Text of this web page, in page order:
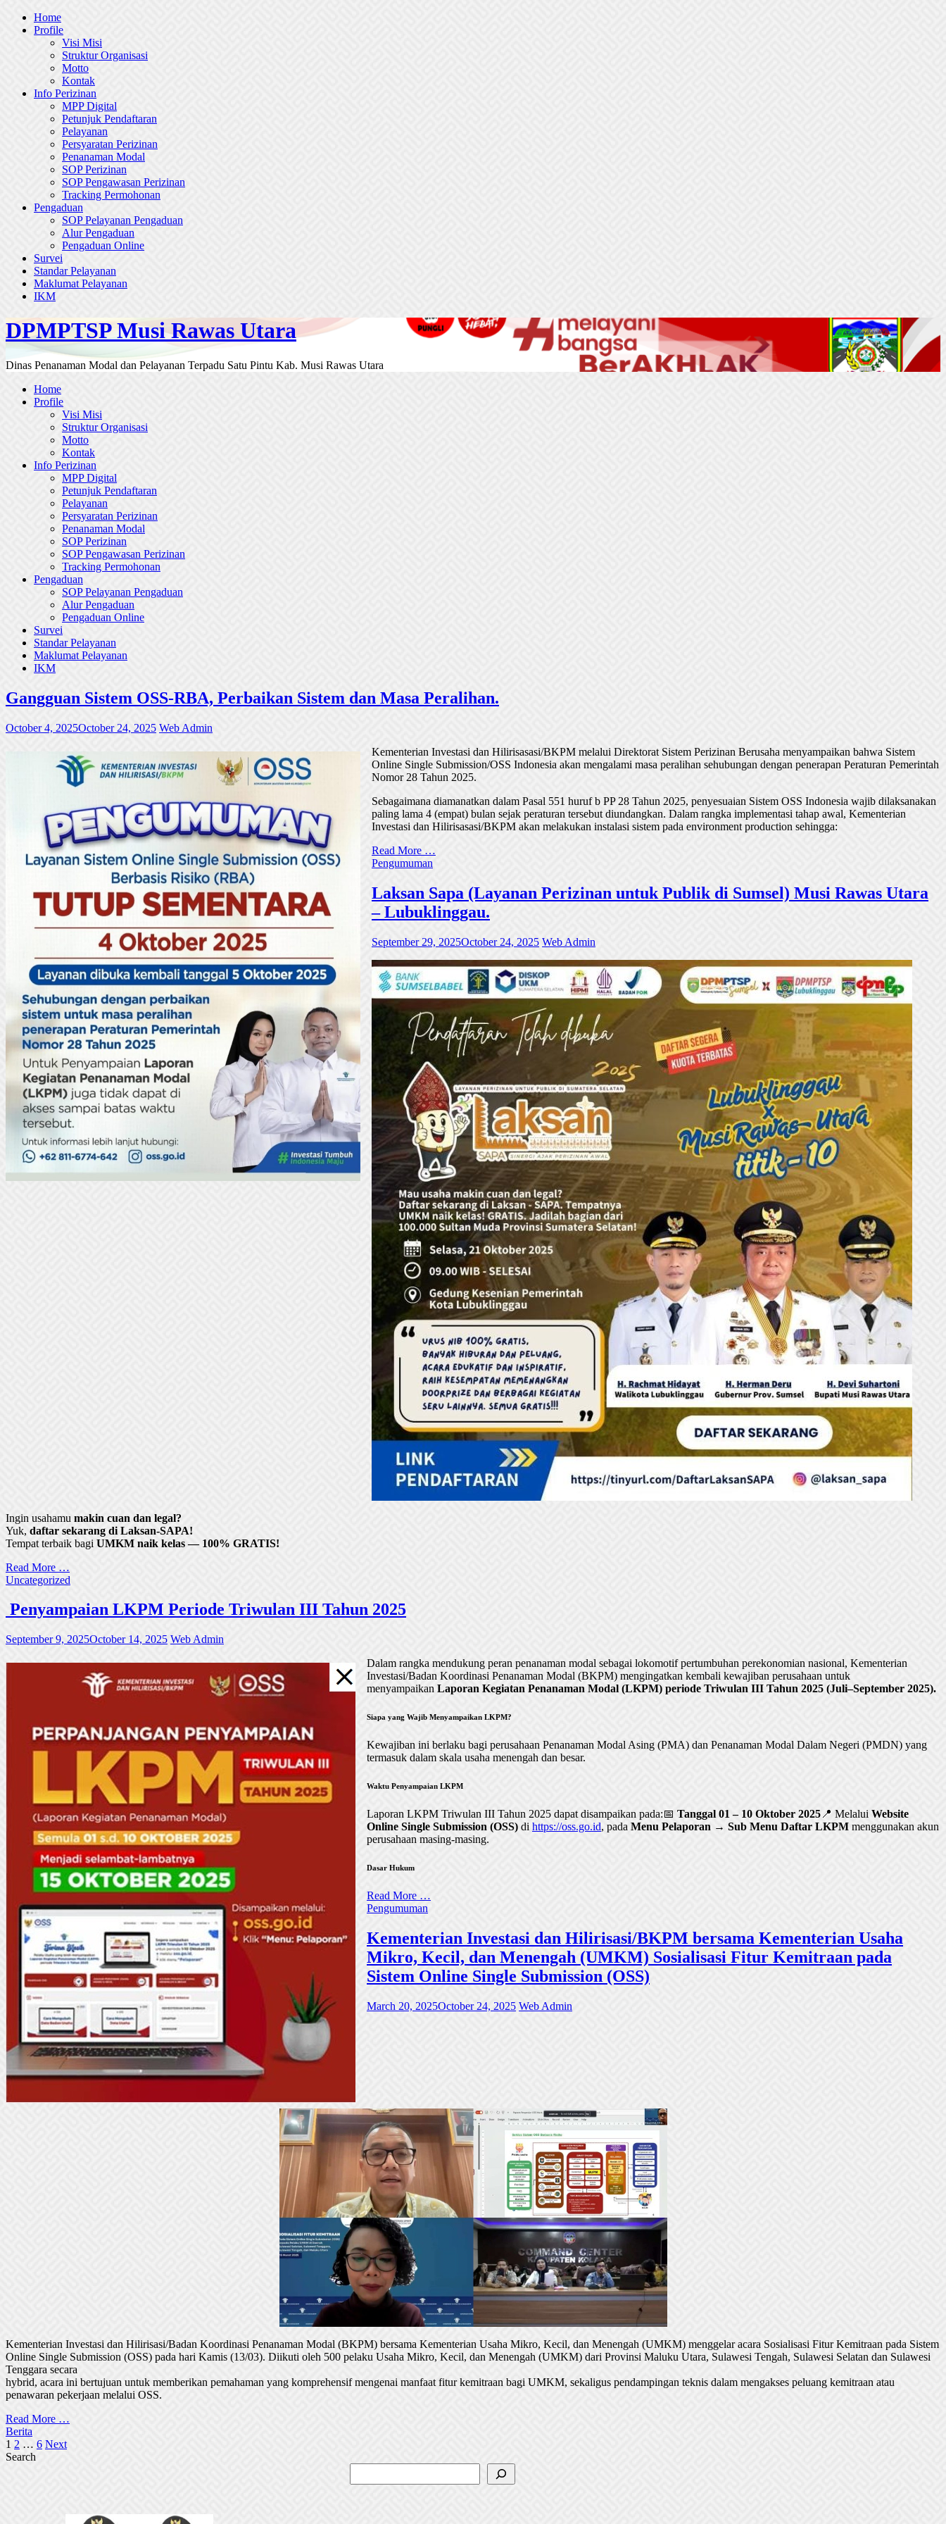
Skip
Home
Profile
Visi Misi
Struktur Organisasi
Motto
Kontak
Info Perizinan
MPP Digital
Petunjuk Pendaftaran
Pelayanan
Persyaratan Perizinan
Penanaman Modal
SOP Perizinan
SOP Pengawasan Perizinan
Tracking Permohonan
Pengaduan
SOP Pelayanan Pengaduan
Alur Pengaduan
Pengaduan Online
Survei
Standar Pelayanan
Maklumat Pelayanan
IKM
DPMPTSP Musi Rawas Utara
Dinas Penanaman Modal dan Pelayanan Terpadu Satu Pintu Kab. Musi Rawas Utara
Home
Profile
Visi Misi
Struktur Organisasi
Motto
Kontak
Info Perizinan
MPP Digital
Petunjuk Pendaftaran
Pelayanan
Persyaratan Perizinan
Penanaman Modal
SOP Perizinan
SOP Pengawasan Perizinan
Tracking Permohonan
Pengaduan
SOP Pelayanan Pengaduan
Alur Pengaduan
Pengaduan Online
Survei
Standar Pelayanan
Maklumat Pelayanan
IKM
Gangguan Sistem OSS-RBA, Perbaikan Sistem dan Masa Peralihan.
October 4, 2025October 24, 2025 Web Admin
Kementerian Investasi dan Hilirisasasi/BKPM melalui Direktorat Sistem Perizinan Berusaha menyampaikan bahwa Sistem
Online Single Submission/OSS Indonesia akan mengalami masa peralihan sehubungan dengan penerapan Peraturan Pemerintah
Nomor 28 Tahun 2025.
Sebagaimana diamanatkan dalam Pasal 551 huruf b PP 28 Tahun 2025, penyesuaian Sistem OSS Indonesia wajib dilaksanakan
paling lama 4 (empat) bulan sejak peraturan tersebut diundangkan. Dalam rangka implementasi tahap awal, Kementerian
Investasi dan Hilirisasasi/BKPM akan melakukan instalasi sistem pada environment production sehingga:
Read More …
Pengumuman
Laksan Sapa (Layanan Perizinan untuk Publik di Sumsel) Musi Rawas Utara
– Lubuklinggau.
September 29, 2025October 24, 2025 Web Admin
Ingin usahamu makin cuan dan legal?
Yuk, daftar sekarang di Laksan-SAPA!
Tempat terbaik bagi UMKM naik kelas — 100% GRATIS!
Read More …
Uncategorized
Penyampaian LKPM Periode Triwulan III Tahun 2025
September 9, 2025October 14, 2025 Web Admin
Dalam rangka mendukung peran penanaman modal sebagai lokomotif pertumbuhan perekonomian nasional, Kementerian
Investasi/Badan Koordinasi Penanaman Modal (BKPM) mengingatkan kembali kewajiban perusahaan untuk
menyampaikan Laporan Kegiatan Penanaman Modal (LKPM) periode Triwulan III Tahun 2025 (Juli–September 2025).
Siapa yang Wajib Menyampaikan LKPM?
Kewajiban ini berlaku bagi perusahaan Penanaman Modal Asing (PMA) dan Penanaman Modal Dalam Negeri (PMDN) yang
termasuk dalam skala usaha menengah dan besar.
Waktu Penyampaian LKPM
Laporan LKPM Triwulan III Tahun 2025 dapat disampaikan pada:📅 Tanggal 01 – 10 Oktober 2025 📍 Melalui Website
Online Single Submission (OSS) di https://oss.go.id, pada Menu Pelaporan → Sub Menu Daftar LKPM menggunakan akun
perusahaan masing-masing.
Dasar Hukum
Read More …
Pengumuman
Kementerian Investasi dan Hilirisasi/BKPM bersama Kementerian Usaha
Mikro, Kecil, dan Menengah (UMKM) Sosialisasi Fitur Kemitraan pada
Sistem Online Single Submission (OSS)
March 20, 2025October 24, 2025 Web Admin
Kementerian Investasi dan Hilirisasi/Badan Koordinasi Penanaman Modal (BKPM) bersama Kementerian Usaha Mikro, Kecil, dan Menengah (UMKM) menggelar acara Sosialisasi Fitur Kemitraan pada Sistem
Online Single Submission (OSS) pada hari Kamis (13/03). Diikuti oleh 500 pelaku Usaha Mikro, Kecil, dan Menengah (UMKM) dari Provinsi Maluku Utara, Sulawesi Tengah, Sulawesi Selatan dan Sulawesi
Tenggara secara
hybrid, acara ini bertujuan untuk memberikan pemahaman yang komprehensif mengenai manfaat fitur kemitraan bagi UMKM, sekaligus pendampingan teknis dalam mengakses peluang kemitraan atau
penawaran pekerjaan melalui OSS.
Read More …
Berita
Posts
pagination
1 2 … 6 Next
Search